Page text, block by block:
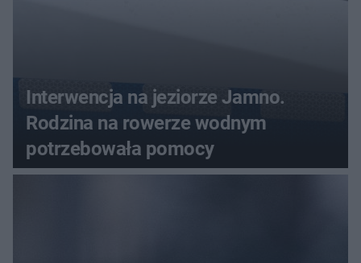
Interwencja na jeziorze Jamno.
Rodzina na rowerze wodnym
potrzebowała pomocy